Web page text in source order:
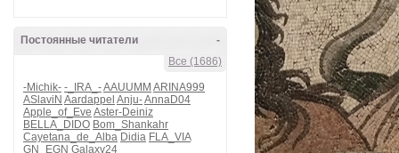
-
Постоянные читатели
Все (1686)
-Michik- -_IRA_-AAUUMM ARINA999
ASlaviN Aardappel Anju-AnnaD04
Apple_of_Eve Aster-Deiniz
BELLA_DIDO Bom_Shankahr
Cayetana_de_Alba Didia FLA_VIA
GN_EGN Galaxy24